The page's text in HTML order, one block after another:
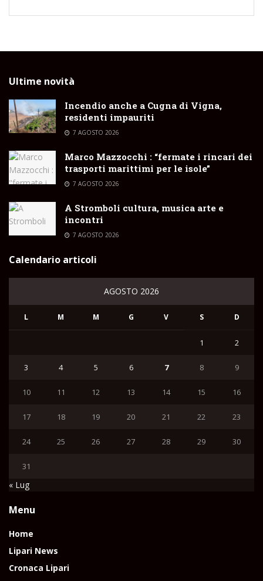
Ultime novità
Incendio anche a Cugna di Vigna,
residenti impauriti
7 AGOSTO 2026
Marco Mazzocchi : “fermate i rincari dei
trasporti marittimi per le isole”
7 AGOSTO 2026
A Stromboli cultura, musica arte e
incontri
7 AGOSTO 2026
Calendario articoli
AGOSTO 2026
L M M G V S D
1 2
3 4 5 6 7 8 9
10 11 12 13 14 15 16
17 18 19 20 21 22 23
24 25 26 27 28 29 30
31
« Lug
Menu
Home
Lipari News
Cronaca Lipari